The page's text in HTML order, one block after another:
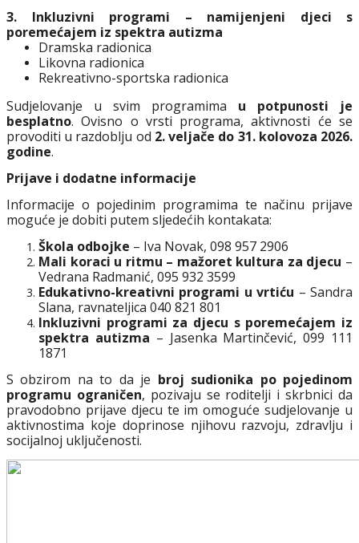
3. Inkluzivni programi – namijenjeni djeci s
poremećajem iz spektra autizma
Dramska radionica
Likovna radionica
Rekreativno-sportska radionica
Sudjelovanje u svim programima u potpunosti je
besplatno. Ovisno o vrsti programa, aktivnosti će se
provoditi u razdoblju od 2. veljače do 31. kolovoza 2026.
godine.
Prijave i dodatne informacije
Informacije o pojedinim programima te načinu prijave
moguće je dobiti putem sljedećih kontakata:
Škola odbojke – Iva Novak, 098 957 2906
Mali koraci u ritmu – mažoret kultura za djecu –
Vedrana Radmanić, 095 932 3599
Edukativno-kreativni programi u vrtiću – Sandra
Slana, ravnateljica 040 821 801
Inkluzivni programi za djecu s poremećajem iz
spektra autizma – Jasenka Martinčević, 099 111
1871
S obzirom na to da je broj sudionika po pojedinom
programu ograničen, pozivaju se roditelji i skrbnici da
pravodobno prijave djecu te im omoguće sudjelovanje u
aktivnostima koje doprinose njihovu razvoju, zdravlju i
socijalnoj uključenosti.